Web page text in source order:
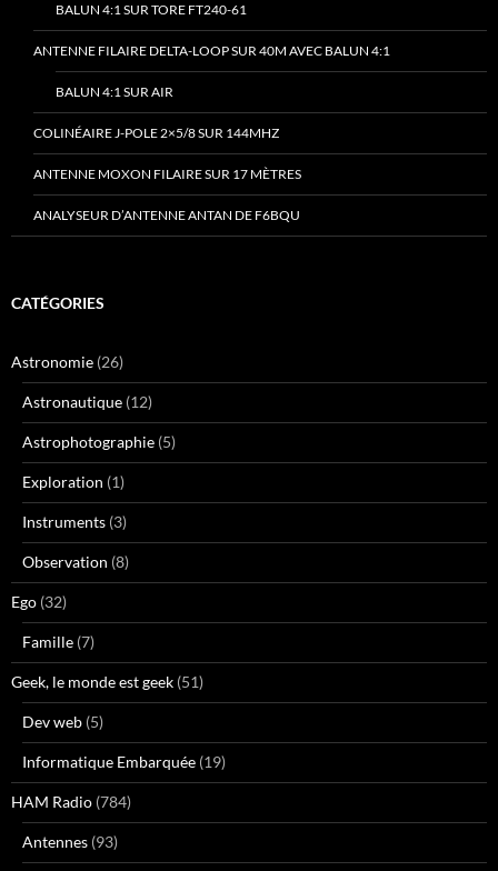
BALUN 4:1 SUR TORE FT240-61
ANTENNE FILAIRE DELTA-LOOP SUR 40M AVEC BALUN 4:1
BALUN 4:1 SUR AIR
COLINÉAIRE J-POLE 2×5/8 SUR 144MHZ
ANTENNE MOXON FILAIRE SUR 17 MÈTRES
ANALYSEUR D’ANTENNE ANTAN DE F6BQU
CATÉGORIES
Astronomie (26)
Astronautique (12)
Astrophotographie (5)
Exploration (1)
Instruments (3)
Observation (8)
Ego (32)
Famille (7)
Geek, le monde est geek (51)
Dev web (5)
Informatique Embarquée (19)
HAM Radio (784)
Antennes (93)